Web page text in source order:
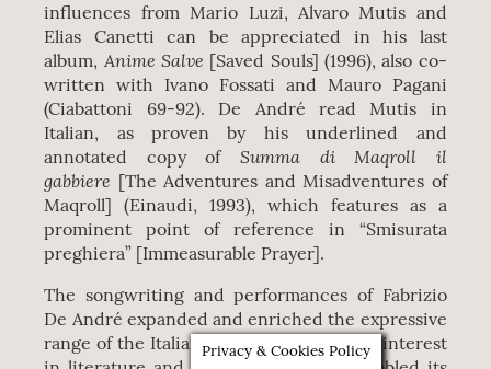
influences from Mario Luzi, Alvaro Mutis and
Elias Canetti can be appreciated in his last
album, Anime Salve [Saved Souls] (1996), also co-
written with Ivano Fossati and Mauro Pagani
(Ciabattoni 69-92). De André read Mutis in
Italian, as proven by his underlined and
annotated copy of Summa di Maqroll il
gabbiere [The Adventures and Misadventures of
Maqroll] (Einaudi, 1993), which features as a
prominent point of reference in “Smisurata
preghiera” [Immeasurable Prayer].
The songwriting and performances of Fabrizio
De André expanded and enriched the expressive
range of the Italiancanzone d’autore. His interest
Privacy & Cookies Policy